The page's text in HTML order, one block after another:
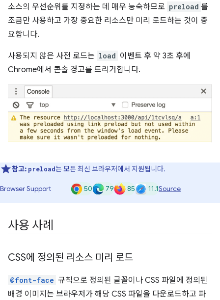
소스의 우선순위를 지정하는 데 매우 능숙하므로 preload 를
조금만 사용하고 가장 중요한 리소스만 미리 로드하는 것이 중
요합니다.
사용되지 않은 사전 로드는 load 이벤트 후 약 3초 후에
Chrome에서 콘솔 경고를 트리거합니다.
참고: preload는 모든 최신 브라우저에서 지원됩니다.
Browser Support 50 79 85 11.1Source
사용 사례
CSS에 정의된 리소스 미리 로드
@font-face 규칙으로 정의된 글꼴이나 CSS 파일에 정의된
배경 이미지는 브라우저가 해당 CSS 파일을 다운로드하고 파